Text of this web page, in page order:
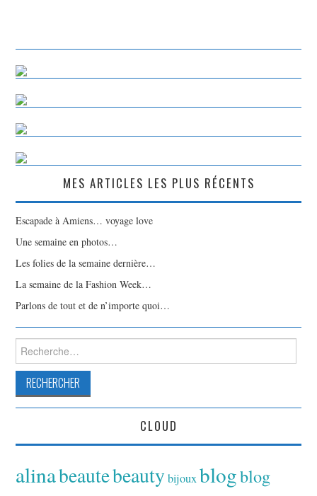
MES ARTICLES LES PLUS RÉCENTS
Escapade à Amiens… voyage love
Une semaine en photos…
Les folies de la semaine dernière…
La semaine de la Fashion Week…
Parlons de tout et de n’importe quoi…
Rechercher :
CLOUD
alinabeautebeauty bijoux blogblog